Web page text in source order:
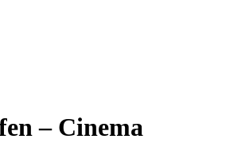
– Cinema